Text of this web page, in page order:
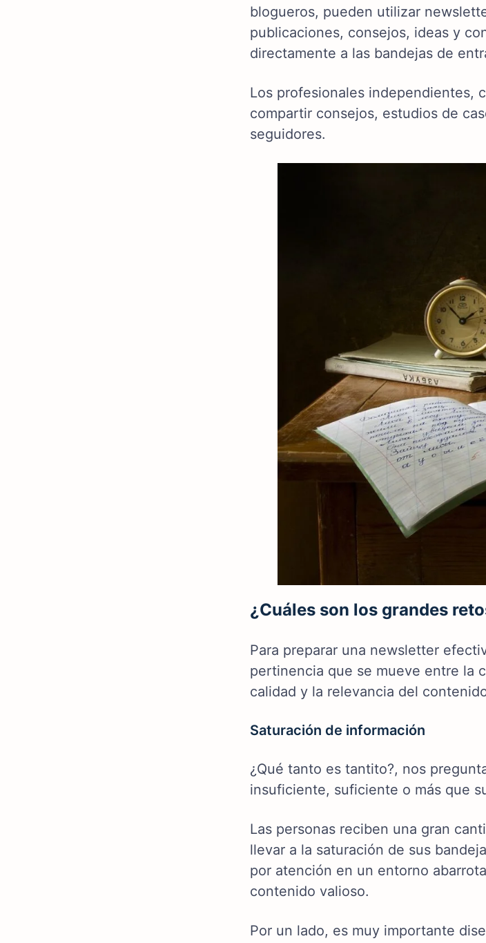
blogueros, pueden utilizar
publicaciones, consejos, ideas y
directamente a las bandejas de
Los profesionales independientes,
compartir consejos, estudios de
seguidores.
¿Cuáles son los grandes
Para preparar una newsletter
pertinencia que se mueve entre la
calidad y la relevancia del
Saturación de información
¿Qué tanto es tantito?, nos
insuficiente, suficiente o más que
Las personas reciben una gran
llevar a la saturación de sus
por atención en un entorno
contenido valioso.
Por un lado, es muy importante